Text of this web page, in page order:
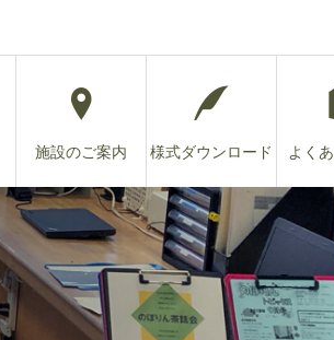
施設のご案内 様式ダウンロード よく